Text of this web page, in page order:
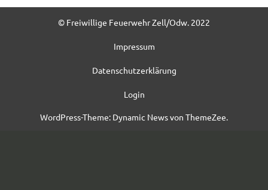
© Freiwillige Feuerwehr Zell/Odw. 2022
Impressum
Datenschutzerklärung
Login
WordPress-Theme: Dynamic News von ThemeZee.